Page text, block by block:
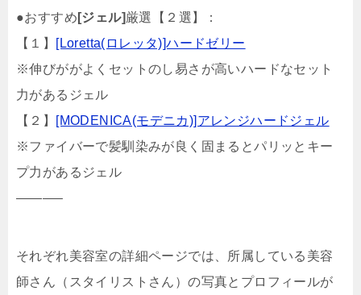
●おすすめ [ジェル]厳選【２選】：
【１】
[Loretta(ロレッタ)]ハードゼリー
※伸びががよくセットのし易さが高いハードなセット
力があるジェル
【２】
[MODENICA(モデニカ)]アレンジハードジェル
※ファイバーで髪馴染みが良く固まるとパリッとキー
プ力があるジェル
———–
それぞれ美容室の詳細ページでは、所属している美容
師さん（スタイリストさん）の写真とプロフィールが